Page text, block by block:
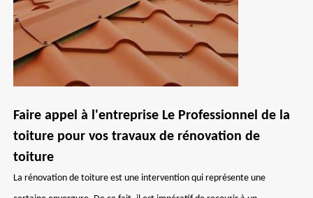
Faire appel à l'entreprise Le Professionnel de la
toiture pour vos travaux de rénovation de
toiture
La rénovation de toiture est une intervention qui représente une